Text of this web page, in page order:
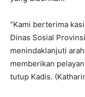
“Kami berterima
Dinas Sosial
menindaklanjuti
memberikan
tutup Kadis.